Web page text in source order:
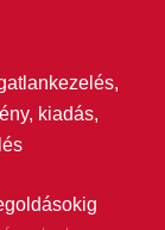
kiadás,